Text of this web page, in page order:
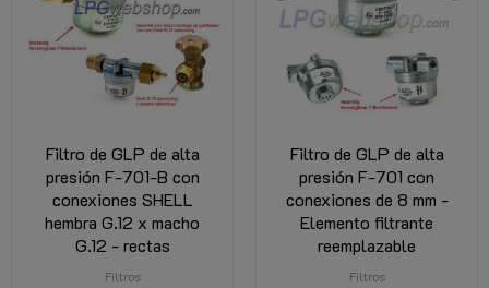
Filtro de GLP de alta
presión F-701-B con
conexiones SHELL
hembra G.12 x macho
G.12 - rectas
Filtros
Filtro de GLP de alta
presión F-701 con
conexiones de 8 mm -
Elemento filtrante
reemplazable
Filtros